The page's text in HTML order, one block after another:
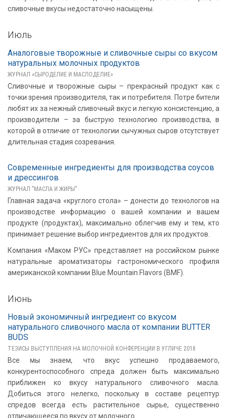
сливочные вкусы недостаточно насыщены.
Июль
Аналоговые творожные и сливочные сыры со вкусом
натуральных молочных продуктов
ЖУРНАЛ «СЫРОДЕЛИЕ И МАСЛОДЕЛИЕ»
Сливочные и творожные сыры – прекрасный продукт как с
точки зрения производителя, так и потребителя. Потре бители
любят их за нежный сливочный вкус и легкую консистенцию, а
производители – за быструю технологию производства, в
которой в отличие от технологии сычужных сыров отсутствует
длительная стадия созревания.
Современные ингредиенты для производства соусов
и дрессингов
ЖУРНАЛ "МАСЛА И ЖИРЫ"
Главная задача «круглого стола» – донести до технологов на
производстве информацию о вашей компании и вашем
продукте (продуктах), максимально облегчив ему и тем, кто
принимает решение выбор ингредиентов для их продуктов.
Компания «Маком РУС» представляет на российском рынке
натуральные ароматизаторы гастрономического профиля
американской компании Blue Mountain Flavors (BMF).
Июнь
Новый экономичный ингредиент со вкусом
натурального сливочного масла от компании BUTTER
BUDS
ТЕЗИСЫ ВЫСТУПЛЕНИЯ НА МОЛОЧНОЙ КОНФЕРЕНЦИИ В УГЛИЧЕ 2018
Все мы знаем, что вкус успешно продаваемого,
конкурентоспособного спреда должен быть максимально
приближен ко вкусу натурального сливочного масла.
Добиться этого нелегко, поскольку в составе рецептур
спредов всегда есть растительное сырье, существенно
отличающееся по вкусу от молочного.